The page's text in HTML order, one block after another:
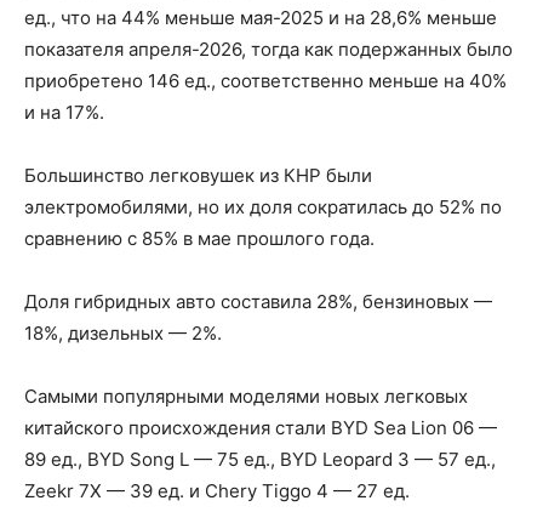
ед., что на 44% меньше мая-2025 и на 28,6% меньше
показателя апреля-2026, тогда как подержанных было
приобретено 146 ед., соответственно меньше на 40%
и на 17%.
Большинство легковушек из КНР были
электромобилями, но их доля сократилась до 52% по
сравнению с 85% в мае прошлого года.
Доля гибридных авто составила 28%, бензиновых —
18%, дизельных — 2%.
Самыми популярными моделями новых легковых
китайского происхождения стали BYD Sea Lion 06 —
89 ед., BYD Song L — 75 ед., BYD Leopard 3 — 57 ед.,
Zeekr 7X — 39 ед. и Chery Tiggo 4 — 27 ед.